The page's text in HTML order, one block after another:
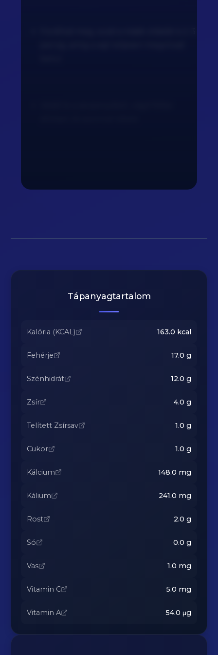
Tápanyagtartalom
Kalória (KCAL) 163.0 kcal
Fehérje 17.0 g
Szénhidrát 12.0 g
Zsír 4.0 g
Telített Zsírsav 1.0 g
Cukor 1.0 g
Kálcium 148.0 mg
Kálium 241.0 mg
Rost 2.0 g
Só 0.0 g
Vas 1.0 mg
Vitamin C 5.0 mg
Vitamin A 54.0 μg